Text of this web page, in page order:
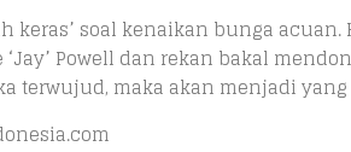
keras’ soal kenaikan bunga
Powell dan rekan bakal
terwujud, maka akan menjadi yang